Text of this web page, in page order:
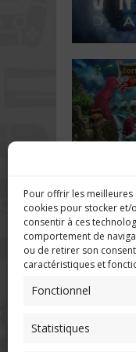
Pour offrir les
cookies pour stocker et/
consentir à ces
comportement de
ou de retirer son
caractéristiques et
Fonctionnel
Statistiques
Imerod.fr est
l'univers du
sans
interdite.
Mentions